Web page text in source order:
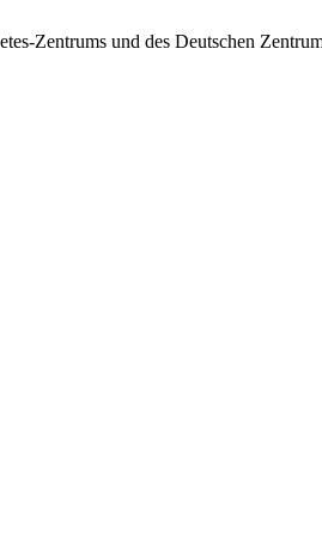
Zentrums und des Deutschen